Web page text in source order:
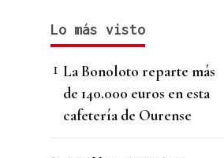
Lo más visto
La Bonoloto reparte más
de 140.000 euros en esta
cafetería de Ourense